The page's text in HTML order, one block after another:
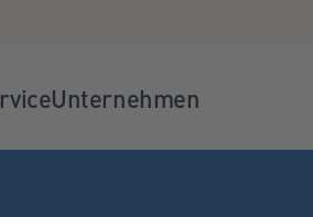
Unternehmen